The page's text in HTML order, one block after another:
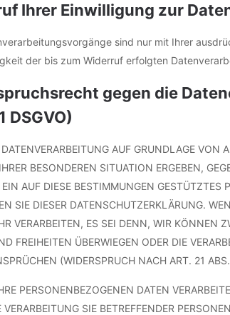
Ihrer Einwilligung zur
sind nur mit Ihrer
der bis zum Widerruf erfolgten
gegen die
DSGVO)
AUF GRUNDLAGE VON
BESONDEREN SITUATION ERGEBEN,
AUF DIESE BESTIMMUNGEN GESTÜTZTES
SIE DIESER DATENSCHUTZERKLÄRUNG.
VERARBEITEN, ES SEI DENN, WIR KÖNNEN
FREIHEITEN ÜBERWIEGEN ODER DIE
(WIDERSPRUCH NACH ART. 21
PERSONENBEZOGENEN DATEN
VERARBEITUNG SIE BETREFFENDER